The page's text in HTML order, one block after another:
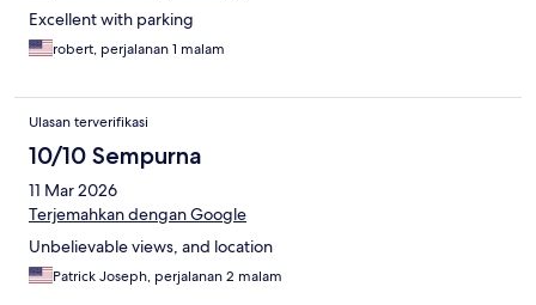
Excellent with parking
robert, perjalanan 1 malam
Ulasan terverifikasi
10/10 Sempurna
11 Mar 2026
Terjemahkan dengan Google
Unbelievable views, and location
Patrick Joseph, perjalanan 2 malam